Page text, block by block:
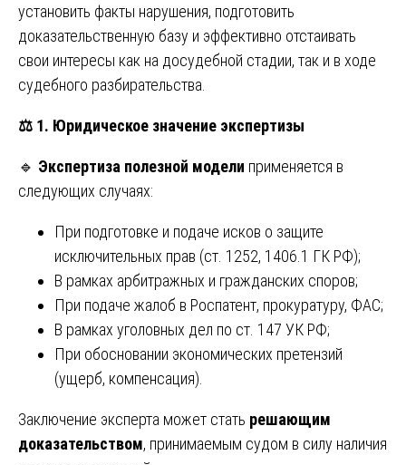
установить факты нарушения, подготовить
доказательственную базу и эффективно отстаивать
свои интересы как на досудебной стадии, так и в ходе
судебного разбирательства.
⚖️ 1. Юридическое значение экспертизы
🔹 Экспертиза полезной модели применяется в
следующих случаях:
При подготовке и подаче исков о защите
исключительных прав (ст. 1252, 1406.1 ГК РФ);
В рамках арбитражных и гражданских споров;
При подаче жалоб в Роспатент, прокуратуру, ФАС;
В рамках уголовных дел по ст. 147 УК РФ;
При обосновании экономических претензий
(ущерб, компенсация).
Заключение эксперта может стать решающим
доказательством, принимаемым судом в силу наличия